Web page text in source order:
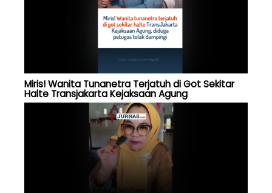
Miris! Wanita Tunanetra Terjatuh di Got Sekitar
Halte Transjakarta Kejaksaan Agung